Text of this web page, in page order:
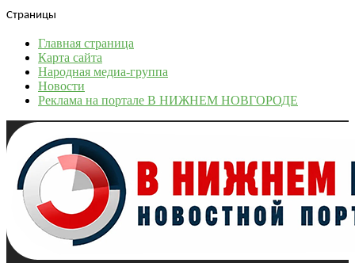
Страницы
Главная страница
Карта сайта
Народная медиа-группа
Новости
Реклама на портале В НИЖНЕМ НОВГОРОДЕ